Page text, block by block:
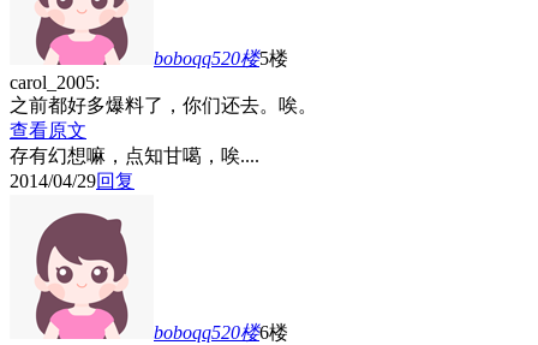
boboqq520楼5楼
carol_2005:
之前都好多爆料了，你们还去。唉。
查看原文
存有幻想嘛，点知甘噶，唉....
2014/04/29回复
boboqq520楼6楼